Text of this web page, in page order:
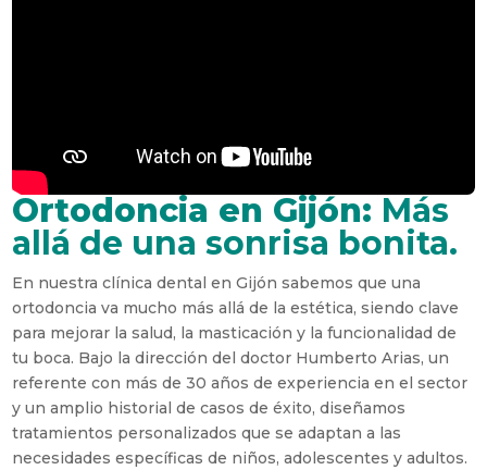
Ortodoncia en Gijón: Más
allá de una sonrisa bonita.
En nuestra clínica dental en Gijón sabemos que una
ortodoncia va mucho más allá de la estética, siendo clave
para mejorar la salud, la masticación y la funcionalidad de
tu boca. Bajo la dirección del doctor Humberto Arias, un
referente con más de 30 años de experiencia en el sector
y un amplio historial de casos de éxito, diseñamos
tratamientos personalizados que se adaptan a las
necesidades específicas de niños, adolescentes y adultos.